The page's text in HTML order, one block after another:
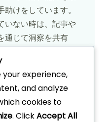
けをしています。
いない時は、記事や
通じて洞察を共有
えることを楽しん
your experience,
and analyze
cookies to
. ClickAccept All